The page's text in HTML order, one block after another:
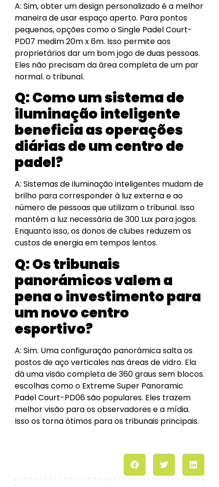
A: Sim, obter um design personalizado é a melhor
maneira de usar espaço aperto. Para pontos
pequenos, opções como o Single Padel Court-
PD07 medim 20m x 6m. Isso permite aos
proprietários dar um bom jogo de duas pessoas.
Eles não precisam da área completa de um par
normal. o tribunal.
Q: Como um sistema de
iluminação inteligente
beneficia as operações
diárias de um centro de
padel?
A: Sistemas de iluminação inteligentes mudam de
brilho para corresponder à luz externa e ao
número de pessoas que utilizam o tribunal. Isso
mantém a luz necessária de 300 Lux para jogos.
Enquanto isso, os donos de clubes reduzem os
custos de energia em tempos lentos.
Q: Os tribunais
panorámicos valem a
pena o investimento para
um novo centro
esportivo?
A: Sim. Uma configuração panorámica salta os
postos de aço verticales nas áreas de vidro. Ela
dá uma visão completa de 360 graus sem blocos.
escolhas como o Extreme Super Panoramic
Padel Court-PD06 são populares. Eles trazem
melhor visão para os observadores e a mídia.
Isso os torna ótimos para os tribunais principais.